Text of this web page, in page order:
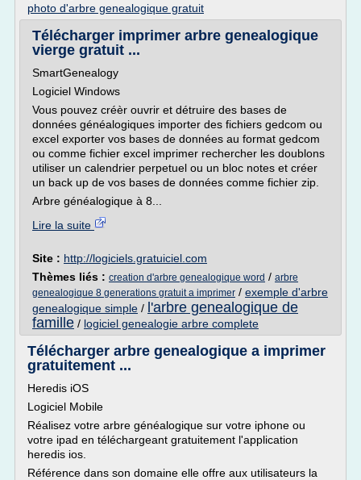
photo d'arbre genealogique gratuit
Télécharger imprimer arbre genealogique
vierge gratuit ...
SmartGenealogy
Logiciel Windows
Vous pouvez créèr ouvrir et détruire des bases de
données généalogiques importer des fichiers gedcom ou
excel exporter vos bases de données au format gedcom
ou comme fichier excel imprimer rechercher les doublons
utiliser un calendrier perpetuel ou un bloc notes et créer
un back up de vos bases de données comme fichier zip.
Arbre généalogique à 8...
Lire la suite
Site : http://logiciels.gratuiciel.com
Thèmes liés : creation d'arbre genealogique word / arbre
genealogique 8 generations gratuit a imprimer / exemple d'arbre
genealogique simple / l'arbre genealogique de
famille / logiciel genealogie arbre complete
Télécharger arbre genealogique a imprimer
gratuitement ...
Heredis iOS
Logiciel Mobile
Réalisez votre arbre généalogique sur votre iphone ou
votre ipad en téléchargeant gratuitement l'application
heredis ios.
Référence dans son domaine elle offre aux utilisateurs la